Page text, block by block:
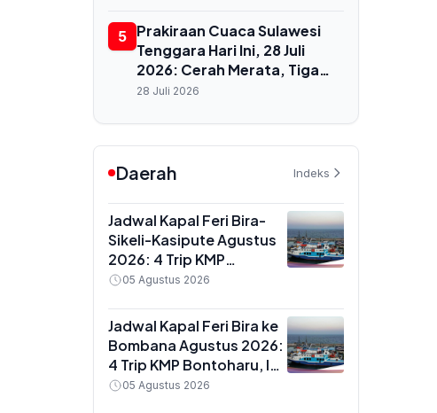
5 Prakiraan Cuaca Sulawesi
Tenggara Hari Ini, 28 Juli
2026: Cerah Merata, Tiga
Wilayah Bebas Hujan, Suhu
28 Juli 2026
Daerah Indeks
Jadwal Kapal Feri Bira-
Sikeli-Kasipute Agustus
2026: 4 Trip KMP
Bontoharu dan Rincian
hingga Kendaraan
Golongan IX
05 Agustus 2026
Jadwal Kapal Feri Bira ke
Bombana Agustus 2026:
4 Trip KMP Bontoharu, Ini
Rincian Harga Tiket
05 Agustus 2026